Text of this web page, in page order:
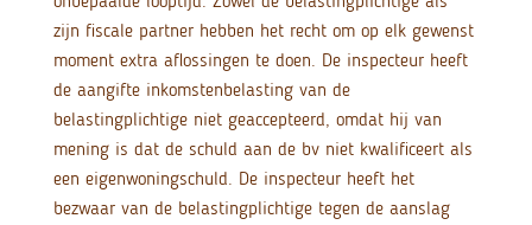
zijn fiscale partner hebben het recht om op elk gewenst
moment extra aflossingen te doen. De inspecteur heeft
de aangifte inkomstenbelasting van de
belastingplichtige niet geaccepteerd, omdat hij van
mening is dat de schuld aan de bv niet kwalificeert als
een eigenwoningschuld. De inspecteur heeft het
bezwaar van de belastingplichtige tegen de aanslag